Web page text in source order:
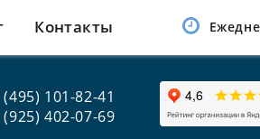
Контакты
(495) 101-82-41
(925) 402-07-69